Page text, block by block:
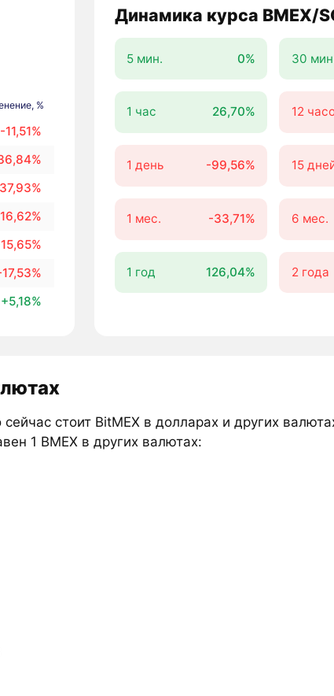
%
-11,51%
+5,18%
Динамика курса BMEX/
5 мин. 0% 30
1 час 26,70% 12
1 день -99,56% 15
1 мес. -33,71% 6 мес.
1 год 126,04% 2 года
стоит BitMEX в долларах и других
1 BMEX в других валютах: